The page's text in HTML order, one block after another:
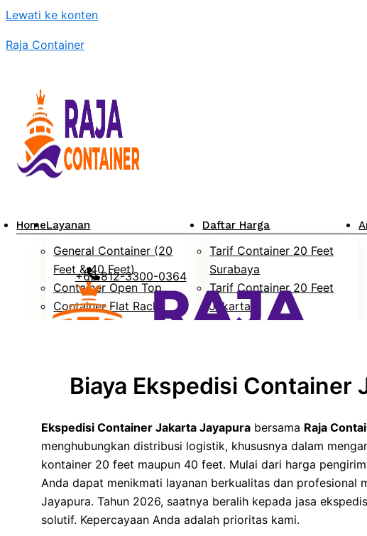
Lewati ke konten
Raja Container
HomeLayanan
General Container (20
Feet & 40 Feet)
Container Open Top
Container Flat Rack
Daftar Harga
Tarif Container 20 Feet
Surabaya
Tarif Container 20 Feet
Jakarta
Tarif Container 40 Feet
Jakarta
+62 812-3300-0364
Biaya Ekspedisi Container
Ekspedisi Container Jakarta Jayapura bersama Raja
menghubungkan distribusi logistik, khususnya dalam
kontainer 20 feet maupun 40 feet. Mulai dari harga
Anda dapat menikmati layanan berkualitas dan profesional
Jayapura. Tahun 2026, saatnya beralih kepada jasa
solutif. Kepercayaan Anda adalah prioritas kami.